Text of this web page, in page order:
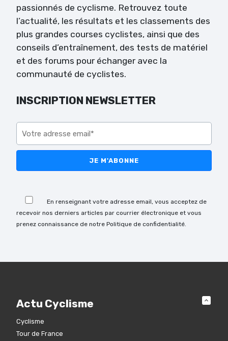
passionnés de cyclisme. Retrouvez toute
l’actualité, les résultats et les classements des
plus grandes courses cyclistes, ainsi que des
conseils d’entraînement, des tests de matériel
et des forums pour échanger avec la
communauté de cyclistes.
INSCRIPTION NEWSLETTER
En renseignant votre adresse email, vous acceptez de
recevoir nos derniers articles par courrier électronique et vous
prenez connaissance de notre Politique de confidentialité.
Actu Cyclisme
Cyclisme
Tour de France